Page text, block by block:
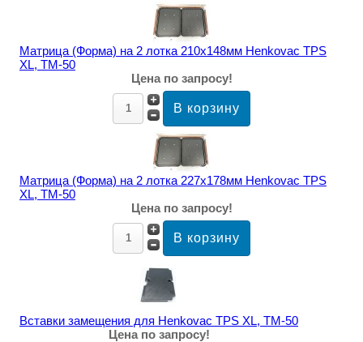
Матрица (Форма) на 2 лотка 210х148мм Henkovac TPS
XL, TM-50
Цена по запросу!
Матрица (Форма) на 2 лотка 227x178мм Henkovac TPS
XL, TM-50
Цена по запросу!
Вставки замещения для Henkovac TPS XL, TM-50
Цена по запросу!